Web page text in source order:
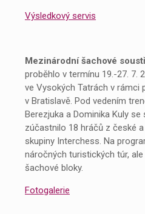
Výsledkový servis
Mezinárodní šachové
proběhlo v termínu 19.-27. 7.
ve Vysokých Tatrách v rámci
v Bratislavě. Pod vedením
Berezjuka a Dominika Kuly
zúčastnilo 18 hráčů z české
skupiny Interchess. Na
náročných turistických túr,
šachové bloky.
Fotogalerie